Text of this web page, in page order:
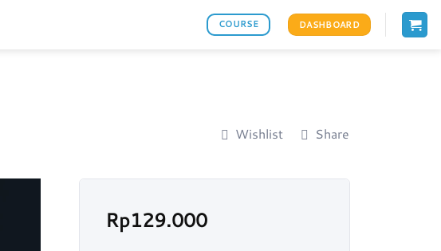
COURSE DASHBOARD
Wishlist Share
Rp129.000